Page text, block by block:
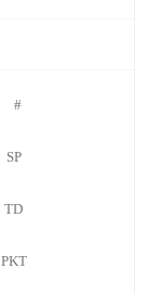
#
SP
TD
PKT